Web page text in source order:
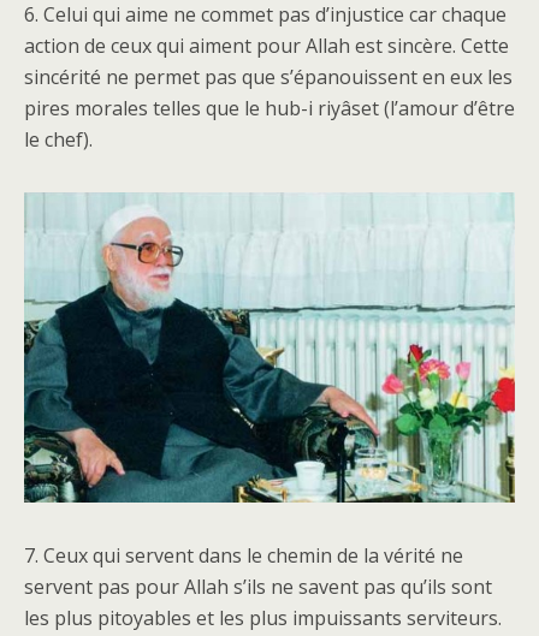
6. Celui qui aime ne commet pas d’injustice car chaque
action de ceux qui aiment pour Allah est sincère. Cette
sincérité ne permet pas que s’épanouissent en eux les
pires morales telles que le hub-i riyâset (l’amour d’être
le chef).
7. Ceux qui servent dans le chemin de la vérité ne
servent pas pour Allah s’ils ne savent pas qu’ils sont
les plus pitoyables et les plus impuissants serviteurs.